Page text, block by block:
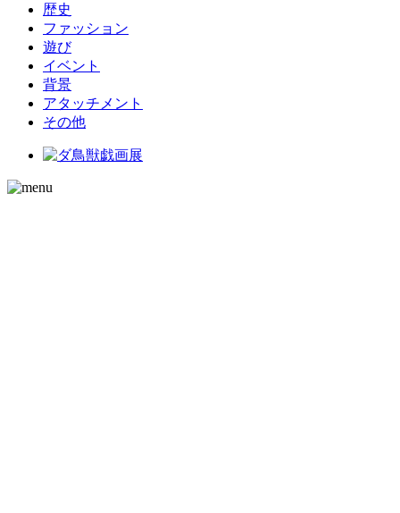
歴史
ファッション
遊び
イベント
背景
アタッチメント
その他